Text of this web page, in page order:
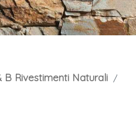
B Rivestimenti Naturali